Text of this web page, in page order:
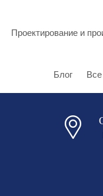
Проектирование и
Блог